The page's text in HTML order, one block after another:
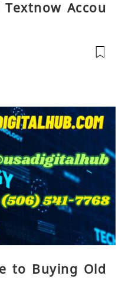
Accou
to Buying Old